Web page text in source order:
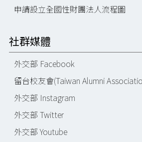
申請設立全國性財團法人流程圖
社群媒體
外交部 Facebook
留台校友會(Taiwan Alumni
外交部 Instagram
外交部 Twitter
外交部 Youtube